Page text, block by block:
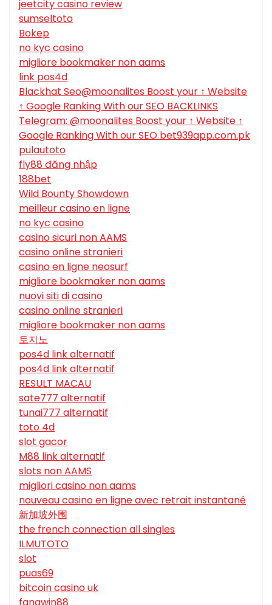
jeetcity casino review
sumseltoto
Bokep
no kyc casino
migliore bookmaker non aams
link pos4d
Blackhat Seo@moonalites Boost your ↑ Website
↑ Google Ranking With our SEO BACKLINKS
Telegram: @moonalites Boost your ↑ Website ↑
Google Ranking With our SEO bet939app.com.pk
pulautoto
fly88 đăng nhập
188bet
Wild Bounty Showdown
meilleur casino en ligne
no kyc casino
casino sicuri non AAMS
casino online stranieri
casino en ligne neosurf
migliore bookmaker non aams
nuovi siti di casino
casino online stranieri
migliore bookmaker non aams
토지노
pos4d link alternatif
pos4d link alternatif
RESULT MACAU
sate777 alternatif
tunai777 alternatif
toto 4d
slot gacor
M88 link alternatif
slots non AAMS
migliori casino non aams
nouveau casino en ligne avec retrait instantané
新加坡外围
the french connection all singles
ILMUTOTO
slot
puas69
bitcoin casino uk